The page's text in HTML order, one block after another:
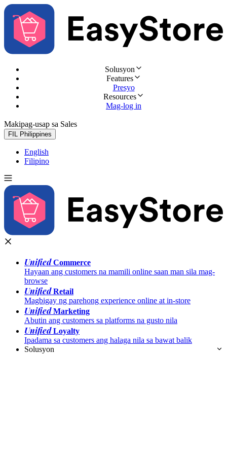
Solusyon
Features
Presyo
Resources
Mag-log in
Makipag-usap sa Sales
FIL Philippines
English
Filipino
UnifiedCommerce
Hayaan ang customers na mamili online saan man sila mag-
browse
UnifiedRetail
Magbigay ng parehong experience online at in-store
UnifiedMarketing
Abutin ang customers sa platforms na gusto nila
UnifiedLoyalty
Ipadama sa customers ang halaga nila sa bawat balik
Solusyon